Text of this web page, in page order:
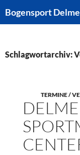
Inhalt
Bogensport
Schlagwortarchiv:
TERMINE /